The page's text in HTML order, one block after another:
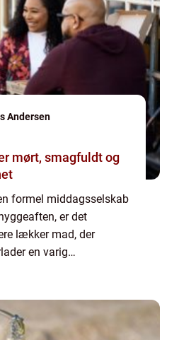
Andersen
mørt, smagfuldt og
formel middagsselskab
er det
lækker mad, der
en varig